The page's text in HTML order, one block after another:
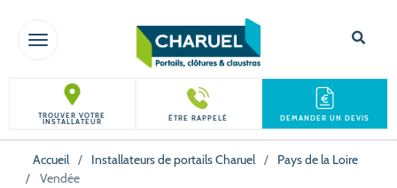
TOGGLE NAVIGATION
TROUVER VOTRE
INSTALLATEUR ÊTRE RAPPELÉ DEMANDER UN DEVIS
Accueil / Installateurs de portails Charuel /
Pays de la Loire
/
Vendée